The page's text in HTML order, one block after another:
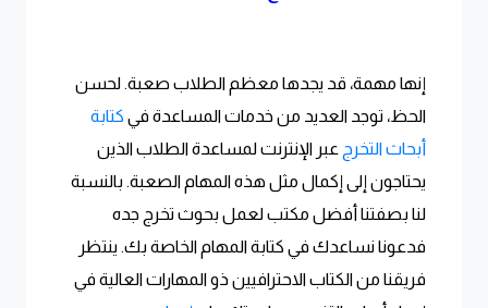
إنها مهمة، قد يجدها معظم الطلاب صعبة. لحسن
الحظ، توجد العديد من خدمات المساعدة في كتابة
أبحاث التخرج عبر الإنترنت لمساعدة الطلاب الذين
يحتاجون إلى إكمال مثل هذه المهام الصعبة. بالنسبة
لنا بصفتنا أفضل مكتب لعمل بحوث تخرج جده
فدعونا نساعدك في كتابة المهام الخاصة بك. ينتظر
فريقنا من الكتاب الاحترافيين ذو المهارات العالية في